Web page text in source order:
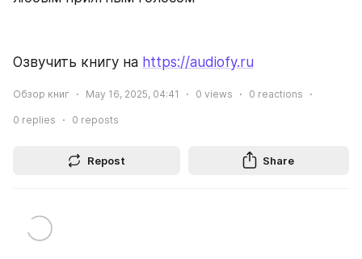
Озвучить книгу на https://audiofy.ru
Обзор книг May 16, 2025, 04:41 0 views 0 reactions
0 replies 0 reposts
Repost Share